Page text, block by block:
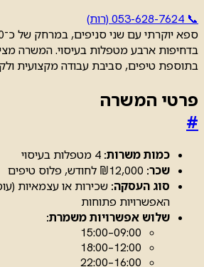
📞 053-628-7624 (רות)
בדחיפות ארבע מטפלות בעיסוי. המשרה
בתוספת טיפים, סביבת עבודה מקצועית
פרטי המשרה
#
כמות משרות:
שכר:
סוג העסקה: שכירות או עצמאיות
האפשרויות פתוחות
שלוש אפשרויות משמרת:
09:00–15:00
12:00–18:00
16:00–22:00